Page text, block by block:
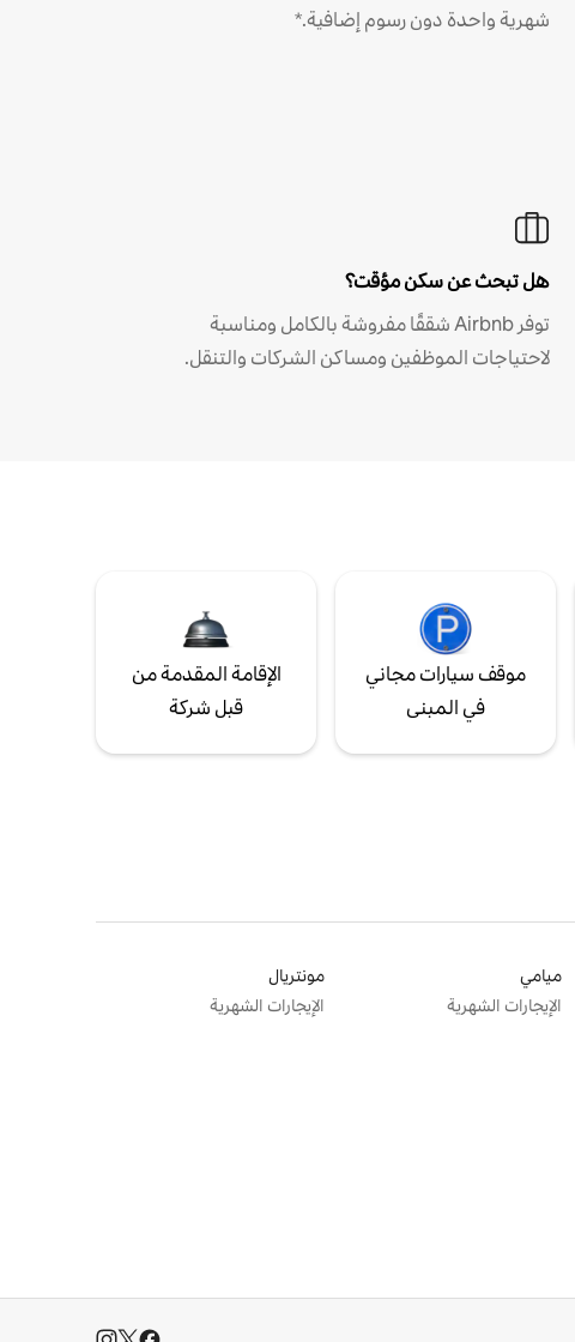
شهرية واحدة دون رسوم إضافية.*
هل تبحث عن سكن مؤقت؟
توفر Airbnb شققًا مفروشة بالكامل ومناسبة
لاحتياجات الموظفين ومساكن الشركات والتنقل.
موقف سيارات مجاني
في المبنى
الإقامة المقدمة من
قبل شركة
ميامي
الإيجارات الشهرية
مونتريال
الإيجارات الشهرية